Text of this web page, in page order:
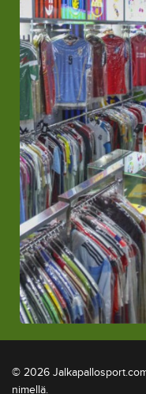
© 2026
nimellä.